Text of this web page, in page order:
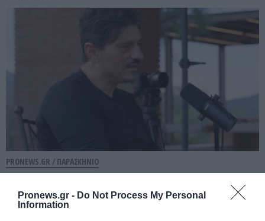
Pronews.gr - Do Not Process My Personal
Information
PRONEWS.GR / ΠΑΡΑΣΚΗΝΙΟ
«Βόμβα» από τον Δ.Γιαννακόπουλο: «Θα
φύγω σε 5 χρόνια από τον Παναθηναϊκό